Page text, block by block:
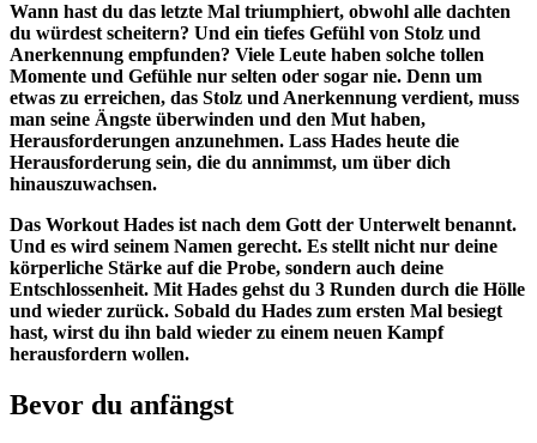
Wann hast du das letzte Mal triumphiert, obwohl alle dachten
du würdest scheitern? Und ein tiefes Gefühl von Stolz und
Anerkennung empfunden? Viele Leute haben solche tollen
Momente und Gefühle nur selten oder sogar nie. Denn um
etwas zu erreichen, das Stolz und Anerkennung verdient, muss
man seine Ängste überwinden und den Mut haben,
Herausforderungen anzunehmen. Lass Hades heute die
Herausforderung sein, die du annimmst, um über dich
hinauszuwachsen.
Das Workout Hades ist nach dem Gott der Unterwelt benannt.
Und es wird seinem Namen gerecht. Es stellt nicht nur deine
körperliche Stärke auf die Probe, sondern auch deine
Entschlossenheit. Mit Hades gehst du 3 Runden durch die Hölle
und wieder zurück. Sobald du Hades zum ersten Mal besiegt
hast, wirst du ihn bald wieder zu einem neuen Kampf
herausfordern wollen.
Bevor du anfängst